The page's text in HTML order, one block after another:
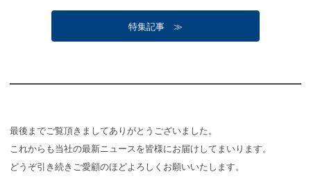
特集記事 ≫
最後までご覧頂きましてありがとうございました。
これからも当社の最新ニュースを皆様にお届けしてまいります。
どうぞ引き続きご愛顧のほどよろしくお願いいたします。